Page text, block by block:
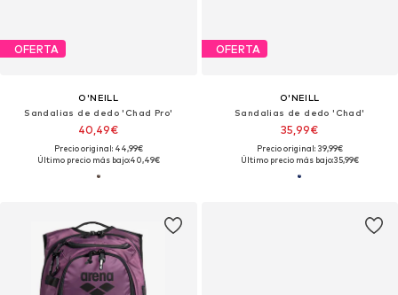
OFERTA
O'NEILL
Sandalias de dedo 'Chad Pro'
40,49€
Precio original: 44,99€
Último precio más bajo:40,49€
OFERTA
O'NEILL
Sandalias de dedo 'Chad'
35,99€
Precio original: 39,99€
Último precio más bajo:35,99€